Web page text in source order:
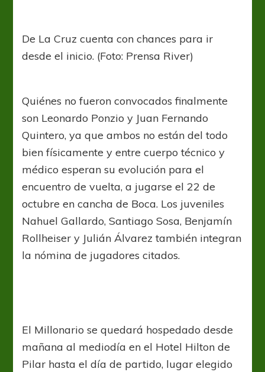
De La Cruz cuenta con chances para ir
desde el inicio. (Foto: Prensa River)
Quiénes no fueron convocados finalmente
son Leonardo Ponzio y Juan Fernando
Quintero, ya que ambos no están del todo
bien físicamente y entre cuerpo técnico y
médico esperan su evolución para el
encuentro de vuelta, a jugarse el 22 de
octubre en cancha de Boca. Los juveniles
Nahuel Gallardo, Santiago Sosa, Benjamín
Rollheiser y Julián Álvarez también integran
la nómina de jugadores citados.
El Millonario se quedará hospedado desde
mañana al mediodía en el Hotel Hilton de
Pilar hasta el día de partido, lugar elegido